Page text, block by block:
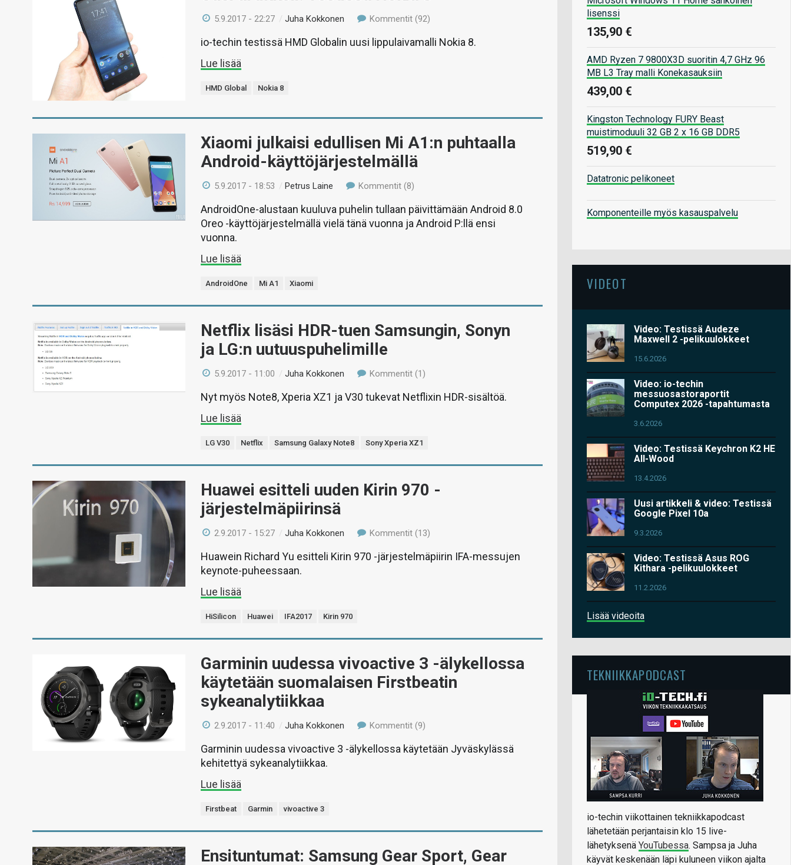
5.9.2017 - 22:27 /Juha Kokkonen Kommentit (92)
io-techin testissä HMD Globalin uusi lippulaivamalli Nokia 8.
Lue lisää
HMD Global Nokia 8
Xiaomi julkaisi edullisen Mi A1:n puhtaalla
Android-käyttöjärjestelmällä
5.9.2017 - 18:53 /Petrus Laine Kommentit (8)
AndroidOne-alustaan kuuluva puhelin tullaan päivittämään Android 8.0
Oreo -käyttöjärjestelmällä vielä tänä vuonna ja Android P:llä ensi
vuonna.
Lue lisää
AndroidOne Mi A1 Xiaomi
Netflix lisäsi HDR-tuen Samsungin, Sonyn
ja LG:n uutuuspuhelimille
5.9.2017 - 11:00 /Juha Kokkonen Kommentit (1)
Nyt myös Note8, Xperia XZ1 ja V30 tukevat Netflixin HDR-sisältöä.
Lue lisää
LG V30 Netflix Samsung Galaxy Note8 Sony Xperia XZ1
Huawei esitteli uuden Kirin 970 -
järjestelmäpiirinsä
2.9.2017 - 15:27 /Juha Kokkonen Kommentit (13)
Huawein Richard Yu esitteli Kirin 970 -järjestelmäpiirin IFA-messujen
keynote-puheessaan.
Lue lisää
HiSilicon Huawei IFA2017 Kirin 970
Garminin uudessa vivoactive 3 -älykellossa
käytetään suomalaisen Firstbeatin
sykeanalytiikkaa
2.9.2017 - 11:40 /Juha Kokkonen Kommentit (9)
Garminin uudessa vivoactive 3 -älykellossa käytetään Jyväskylässä
kehitettyä sykeanalytiikkaa.
Lue lisää
Firstbeat Garmin vivoactive 3
Ensituntumat: Samsung Gear Sport, Gear
lisenssi
135,90 €
AMD Ryzen 7 9800X3D suoritin 4,7 GHz 96
MB L3 Tray malli Konekasauksiin
439,00 €
Kingston Technology FURY Beast
muistimoduuli 32 GB 2 x 16 GB DDR5
519,90 €
Datatronic pelikoneet
Komponenteille myös kasauspalvelu
VIDEOT
Video: Testissä Audeze
Maxwell 2 -pelikuulokkeet
15.6.2026
Video: io-techin
messuosastoraportit
Computex 2026 -tapahtumasta
3.6.2026
Video: Testissä Keychron K2 HE
All-Wood
13.4.2026
Uusi artikkeli & video: Testissä
Google Pixel 10a
9.3.2026
Video: Testissä Asus ROG
Kithara -pelikuulokkeet
11.2.2026
Lisää videoita
TEKNIIKKAPODCAST
io-techin viikottainen tekniikkapodcast
lähetetään perjantaisin klo 15 live-
lähetyksenä YouTubessa. Sampsa ja Juha
käyvät keskenään läpi kuluneen viikon ajalta